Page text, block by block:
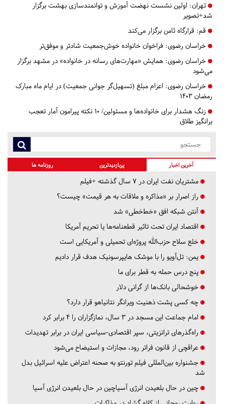
تهران: اولین نشست نهضت آموزش و توانمندسازی بهشت برگزار
شد+تصویر
قم: قرارگاه ثامن برگزار می‌کند
خراسان رضوی: فراخوان خانواده خوش‌جمعیت شادتر و موفق‌تر
خراسان رضوی: همایش «مهارت‌های رسانه در خانواده» در مشهد برگزار
می‌شود
خراسان رضوی: اعزام مبلغ (تسهیل‌گر جوانی جمعیت) در ایام ماه مبارک
رمضان ۱۴۰۳
زنگ هشدار برای خانواده‌ها و مسئولین/ ۱۰ نکته پیرامون آمار تعجب
برانگیز طلاق
آخرین اخبار پربازدیدترین روزنامه ها
مشتریان نفت ایران در ۷ سال گذشته +فیلم
راز اصرار بر «مذاکره و ملاقات به هر قیمت» چیست؟
آنتن شبکه افق «خط‌خطی» شد
اقتصاد ایران تحت تاثیر قطعنامه‌ها یا تحریم‌ آمریکا
خلع سلاح حزب‌الله پروژه‌ای تحمیلی و آمریکایی است
یمن: تل‌آویو را با موشک هایپرسونیک هدف قرار دادیم
پنج درس‌ حمله به قطر برای ما
خوشحالی بانک‌ها از گرانی دلار
چه کسی پشت ذهنیت ویرانگر نتانیاهو قرار دارد؟
امام جماعت این مسجد در ۳ سال، نمازگزاران را ۴ برابر کرد
راه‌گذرهای ترانزیتی، سپر اقتصادی-سیاسی ایران در برابر تهدیدات
عراقچی از قانون فراتر رود، مجازات و استیضاح می‌شود
جشنواره بین‌المللی فیلم تورنتو به صحنه اعتراض علیه اسرائیل بدل
شد
چین در حال بلعیدن انرژی آسیاچین در حال بلعیدن انرژی آسیا